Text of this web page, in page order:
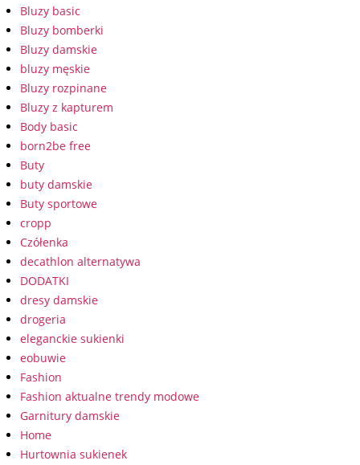
Bluzy basic
Bluzy bomberki
Bluzy damskie
bluzy męskie
Bluzy rozpinane
Bluzy z kapturem
Body basic
born2be free
Buty
buty damskie
Buty sportowe
cropp
Czółenka
decathlon alternatywa
DODATKI
dresy damskie
drogeria
eleganckie sukienki
eobuwie
Fashion
Fashion aktualne trendy modowe
Garnitury damskie
Home
Hurtownia sukienek